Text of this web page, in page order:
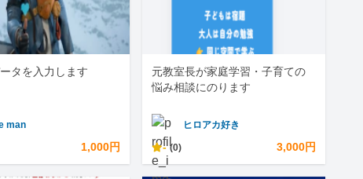
タを入力します
man
1,000円
元教室長が家庭学習・子育ての
悩み相談にのります
ヒロアカ好き
- (0) 3,000円